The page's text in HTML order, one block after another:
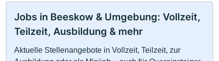
Jobs in Beeskow & Umgebung: Vollzeit,
Teilzeit, Ausbildung & mehr
Aktuelle Stellenangebote in Vollzeit, Teilzeit, zur